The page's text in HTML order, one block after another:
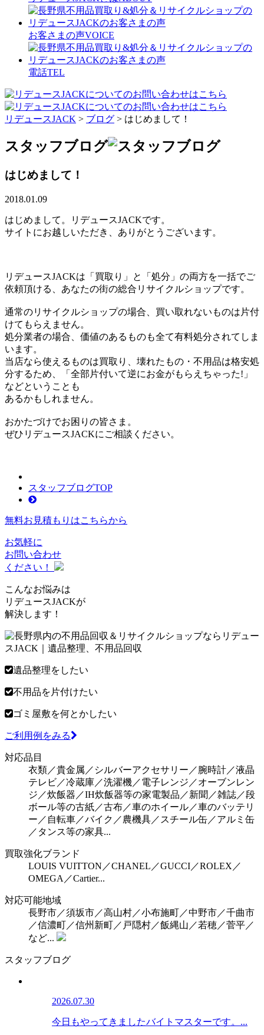
お客さまの声VOICE
電話TEL
リデュースJACK > ブログ > はじめまして！
スタッフブログ
はじめまして！
2018.01.09
はじめまして。リデュースJACKです。
サイトにお越しいただき、ありがとうございます。
リデュースJACKは「買取り」と「処分」の両方を一括でご
依頼頂ける、あなたの街の総合リサイクルショップです。
通常のリサイクルショップの場合、買い取れないものは片付
けてもらえません。
処分業者の場合、価値のあるものも全て有料処分されてしま
います。
当店なら使えるものは買取り、壊れたもの・不用品は格安処
分するため、「全部片付いて逆にお金がもらえちゃった!」
などということも
あるかもしれません。
おかたづけでお困りの皆さま。
ぜひリデュースJACKにご相談ください。
スタッフブログTOP
無料お見積もりはこちらから
お気軽に
お問い合わせ
ください！
こんなお悩みは
リデュースJACKが
解決します！
遺品整理をしたい
不用品を片付けたい
ゴミ屋敷を何とかしたい
ご利用例をみる
対応品目
衣類／貴金属／シルバーアクセサリー／腕時計／液晶
テレビ／冷蔵庫／洗濯機／電子レンジ／オーブンレン
ジ／炊飯器／IH炊飯器等の家電製品／新聞／雑誌／段
ボール等の古紙／古布／車のホイール／車のバッテリ
ー／自転車／バイク／農機具／スチール缶／アルミ缶
／タンス等の家具...
買取強化ブランド
LOUIS VUITTON／CHANEL／GUCCI／ROLEX／
OMEGA／Cartier...
対応可能地域
長野市／須坂市／高山村／小布施町／中野市／千曲市
／信濃町／信州新町／戸隠村／飯縄山／若穂／菅平／
など...
スタッフブログ
2026.07.30
今日もやってきましたバイトマスターです。...